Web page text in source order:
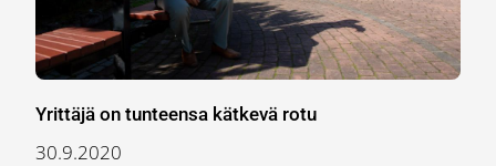
Yrittäjä on tunteensa kätkevä rotu
30.9.2020